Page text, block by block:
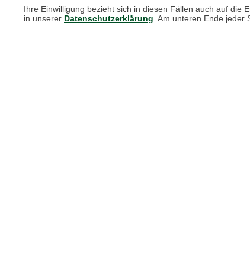
Ihre Einwilligung bezieht sich in diesen Fällen auch auf die
in unserer Datenschutzerklärung . Am unteren Ende